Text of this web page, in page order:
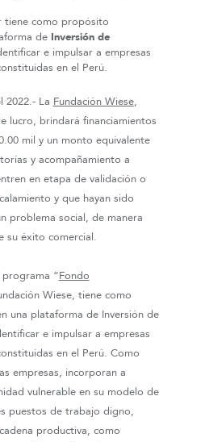
tiene como propósito
de Inversión de
e impulsar a empresas
en el Perú.
2022.- La Fundación Wiese,
lucro, brindará financiamientos
mil y un monto equivalente
y acompañamiento a
en etapa de validación o
y que hayan sido
problema social, de manera
su éxito comercial.
“Fondo
Wiese, tiene como
una plataforma de Inversión de
e impulsar a empresas
en el Perú. Como
empresas, incorporan a
vulnerable en su modelo de
puestos de trabajo digno,
productiva, como